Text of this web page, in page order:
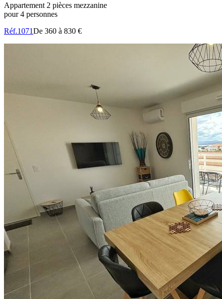
Appartement 2 pièces mezzanine
pour 4 personnes
Réf.1071De 360 à 830 €